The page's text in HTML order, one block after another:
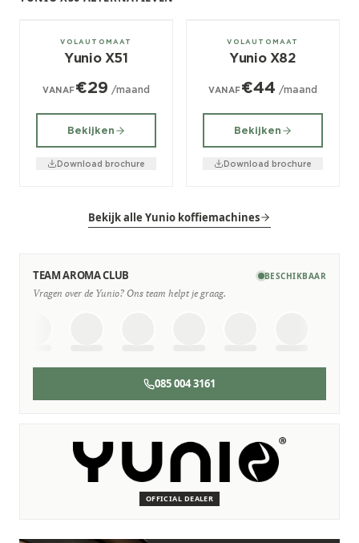
± 40/dag
VOLAUTOMAAT
Yunio X51
VANAF€29 /maand
Bekijken
Download brochure
± 100/dag
VOLAUTOMAAT
Yunio X82
VANAF€44 /maand
Bekijken
Download brochure
Bekijk alle Yunio koffiemachines
TEAM AROMA CLUB BESCHIKBAAR
Vragen over de Yunio? Ons team helpt je graag.
085 004 3161
OFFICIAL DEALER
Wij staan voor je klaar
Deskundige monteurs die verstand hebben van Yunio
Persoonlijk, snel en zonder gedoe.